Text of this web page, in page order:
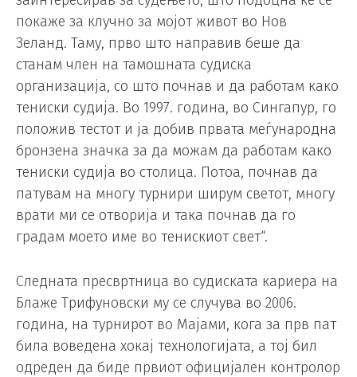
покаже за клучно за мојот живот во Нов
Зеланд. Таму, прво што направив беше да
станам член на тамошната судиска
организација, со што почнав и да работам како
тениски судија. Во 1997. година, во Сингапур, го
положив тестот и ја добив првата меѓународна
бронзена значка за да можам да работам како
тениски судија во столица. Потоа, почнав да
патувам на многу турнири ширум светот, многу
врати ми се отворија и така почнав да го
градам моето име во тенискиот свет“.
Следната пресвртница во судиската кариера на
Блаже Трифуновски му се случува во 2006.
година, на турнирот во Мајами, кога за прв пат
била воведена хокај технологијата, а тој бил
одреден да биде првиот официјален контролор